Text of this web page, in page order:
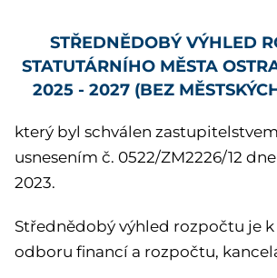
STŘEDNĚDOBÝ VÝHLED
STATUTÁRNÍHO MĚSTA
2025 - 2027 (BEZ
který byl schválen
usnesením č. 0522/ZM2226/12
2023.
Střednědobý výhled rozpočtu je
odboru financí a rozpočtu,